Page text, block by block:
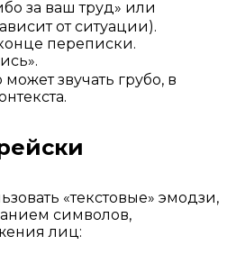
за ваш труд» или
от ситуации).
переписки.
звучать грубо, в
«текстовые» эмодзи,
символов,
лиц: